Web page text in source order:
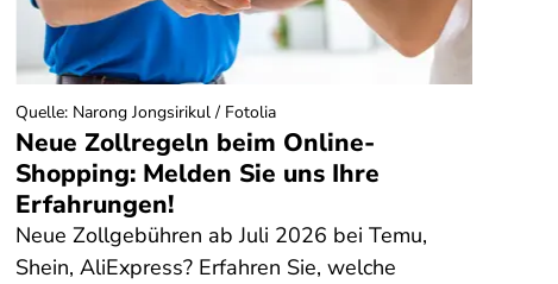
Neue Zollregeln beim Online-
Shopping: Melden Sie uns Ihre
Erfahrungen!
Neue Zollgebühren ab Juli 2026 bei Temu,
Shein, AliExpress? Erfahren Sie, welche
Quelle: Narong Jongsirikul / Fotolia